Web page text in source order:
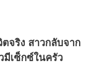
จริง สาวกลับจาก
มีเซ็กซ์ในครัว